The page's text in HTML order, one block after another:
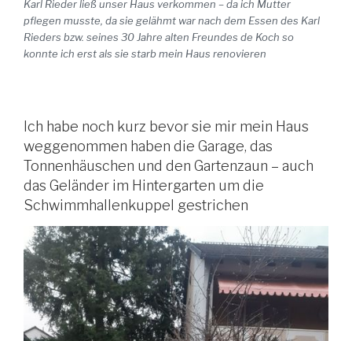
Karl Rieder ließ unser Haus verkommen – da ich Mutter
pflegen musste, da sie gelähmt war nach dem Essen des Karl
Rieders bzw. seines 30 Jahre alten Freundes de Koch so
konnte ich erst als sie starb mein Haus renovieren
Ich habe noch kurz bevor sie mir mein Haus
weggenommen haben die Garage, das
Tonnenhäuschen und den Gartenzaun – auch
das Geländer im Hintergarten um die
Schwimmhallenkuppel gestrichen